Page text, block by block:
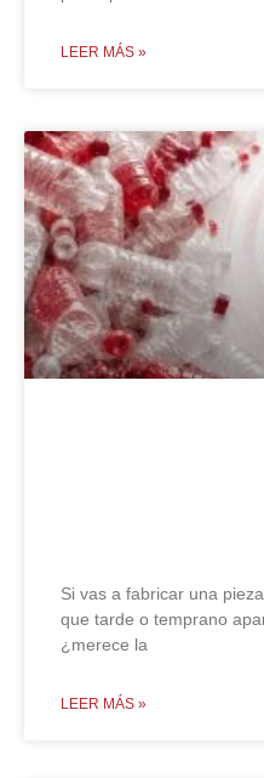
LEER MÁS »
Si vas a fabricar una
que tarde o temprano
¿merece la
LEER MÁS »